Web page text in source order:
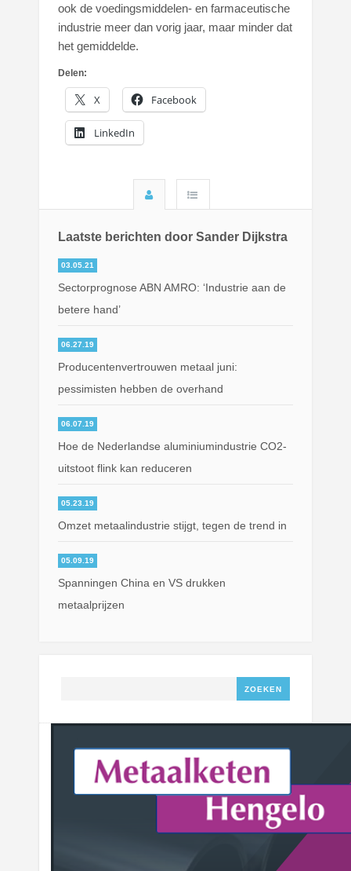
ook de voedingsmiddelen- en farmaceutische
industrie meer dan vorig jaar, maar minder dat
het gemiddelde.
Delen:
X Facebook
LinkedIn
Laatste berichten door Sander Dijkstra
03.05.21
Sectorprognose ABN AMRO: ‘Industrie aan de
betere hand’
06.27.19
Producentenvertrouwen metaal juni:
pessimisten hebben de overhand
06.07.19
Hoe de Nederlandse aluminiumindustrie CO2-
uitstoot flink kan reduceren
05.23.19
Omzet metaalindustrie stijgt, tegen de trend in
05.09.19
Spanningen China en VS drukken
metaalprijzen